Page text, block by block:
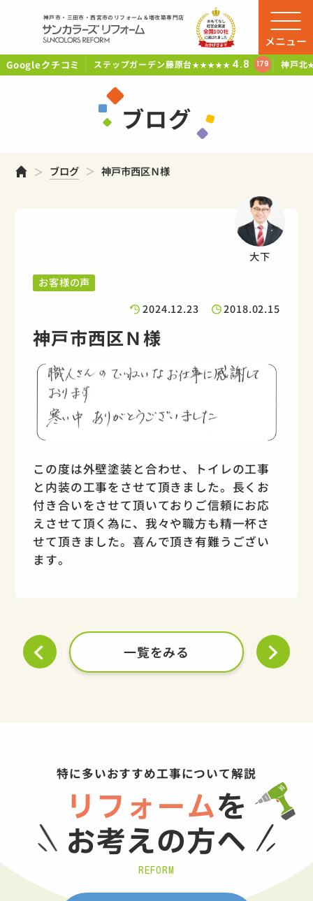
神戸市・三田市・西宮市のリフォーム＆増改築専門店
Googleクチコミ ステップガーデン藤原台★★★★★ 4.8 179 神戸北
メニュー
ブログ
ホームブログ 神戸市西区Ｎ様
大下
お客様の声
2024.12.23
2018.02.15
神戸市西区Ｎ様
この度は外壁塗装と合わせ、トイレの工事
と内装の工事をさせて頂きました。長くお
付き合いをさせて頂いておりご信頼にお応
えさせて頂く為に、我々や職方も精一杯さ
せて頂きました。喜んで頂き有難うござい
ます。
一覧をみる
特に多いおすすめ工事について解説
リフォームを
お考えの方へ
REFORM